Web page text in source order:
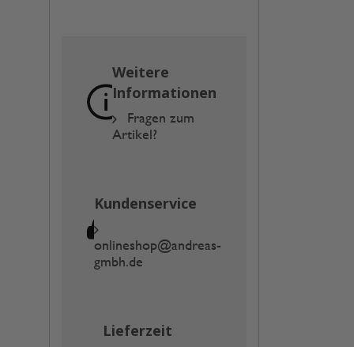
Weitere
Informationen
Fragen zum
Artikel?
Kundenservice
onlineshop@andreas-
gmbh.de
Lieferzeit